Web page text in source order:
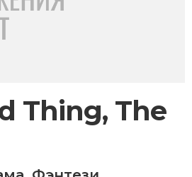
Thing, The